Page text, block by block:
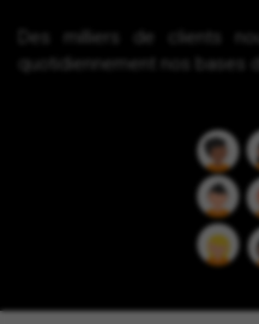
Des milliers de clients
quotidiennement nos bases